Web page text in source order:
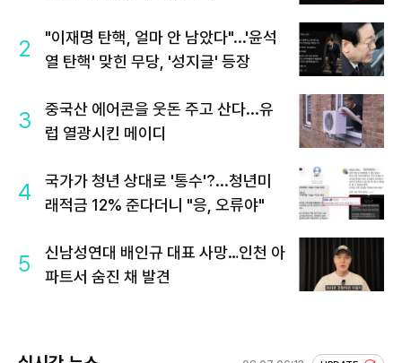
2
"이재명 탄핵, 얼마 안 남았다"...'윤석
열 탄핵' 맞힌 무당, '성지글' 등장
3
중국산 에어콘을 웃돈 주고 산다...유
럽 열광시킨 메이디
4
국가가 청년 상대로 '통수'?...청년미
래적금 12% 준다더니 "응, 오류야"
5
신남성연대 배인규 대표 사망…인천 아
파트서 숨진 채 발견